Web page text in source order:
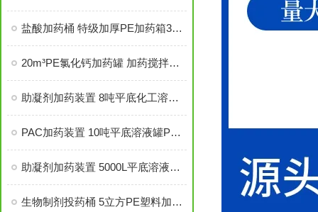
盐酸加药桶 特级加厚PE加药箱3000L
20m³PE氯化钙加药罐 加药搅拌桶 现货充足
助凝剂加药装置 8吨平底化工溶液罐PE桶 5.5kw搅拌机
PAC加药装置 10吨平底溶液罐PE桶 5.5kw搅拌机
助凝剂加药装置 5000L平底溶液罐PE桶2.2kw搅拌机
生物制剂投药桶 5立方PE塑料加药搅拌桶